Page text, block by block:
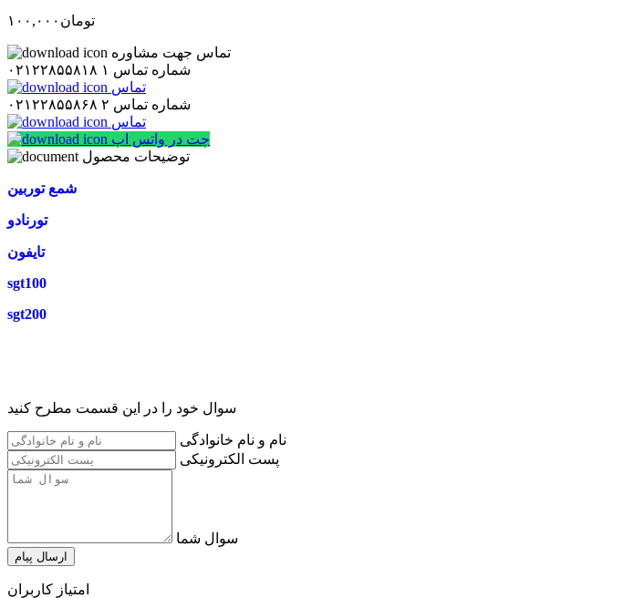
۱۰۰,۰۰۰ تومان
تماس جهت مشاوره
شماره تماس ۱
۰۲۱۲۲۸۵۵۸۱۸
تماس
شماره تماس ۲
۰۲۱۲۲۸۵۵۸۶۸
تماس
چت در واتس اپ
توضیحات محصول
تورنادو
تایفون
sgt100
sgt200
سوال خود را در این قسمت مطرح کنید
نام و نام خانوادگی
پست الکترونیکی
سوال شما
ارسال پیام
امتیاز کاربران